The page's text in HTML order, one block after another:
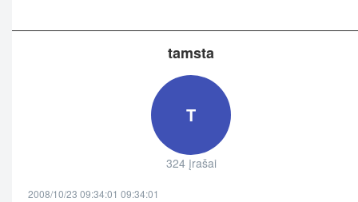
tamsta
T
324 įrašai
2008/10/23 09:34:01 09:34:01